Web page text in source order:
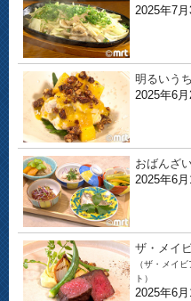
2025年7月
明るいう
2025年6
おばんざ
2025年6
ザ・メイ
（ザ・メイ
ト）
2025年6